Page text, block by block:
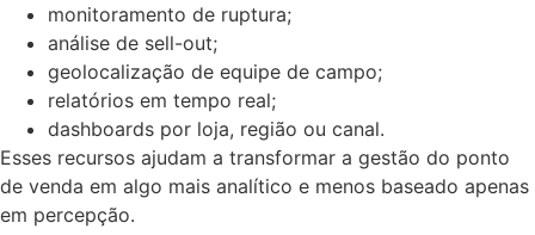
monitoramento de ruptura;
análise de sell-out;
geolocalização de equipe de campo;
relatórios em tempo real;
dashboards por loja, região ou canal.
Esses recursos ajudam a transformar a gestão do ponto
de venda em algo mais analítico e menos baseado apenas
em percepção.